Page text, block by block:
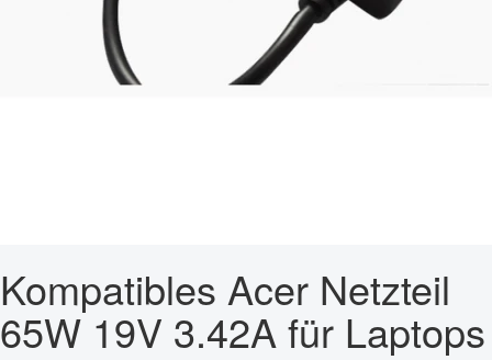
Kompatibles Acer Netzteil
65W 19V 3.42A für Laptops